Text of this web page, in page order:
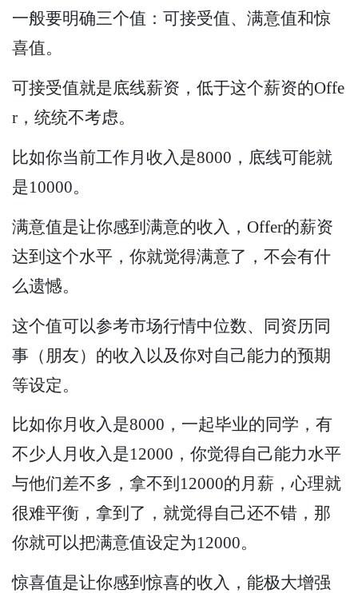
一般要明确三个值：可接受值、满意值和惊
喜值。
可接受值就是底线薪资，低于这个薪资的Offe
r，统统不考虑。
比如你当前工作月收入是8000，底线可能就
是10000。
满意值是让你感到满意的收入，Offer的薪资
达到这个水平，你就觉得满意了，不会有什
么遗憾。
这个值可以参考市场行情中位数、同资历同
事（朋友）的收入以及你对自己能力的预期
等设定。
比如你月收入是8000，一起毕业的同学，有
不少人月收入是12000，你觉得自己能力水平
与他们差不多，拿不到12000的月薪，心理就
很难平衡，拿到了，就觉得自己还不错，那
你就可以把满意值设定为12000。
惊喜值是让你感到惊喜的收入，能极大增强